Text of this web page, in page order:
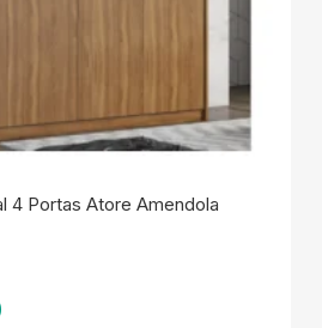
4 Portas Atore Amendola